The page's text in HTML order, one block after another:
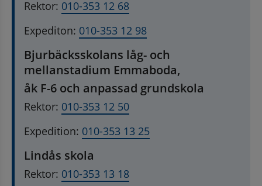
Rektor: 010-353 12 68
Expediton: 010-353 12 98
Bjurbäcksskolans låg- och
mellanstadium Emmaboda,
åk F-6 och anpassad grundskola
Rektor: 010-353 12 50
Expedition: 010-353 13 25
Lindås skola
Rektor: 010-353 13 18